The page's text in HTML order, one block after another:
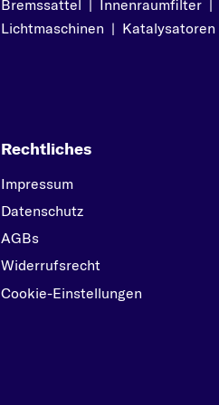
04/1997
COROLLA Liftback
Wagon (_E9_) ab
(_E18_, ZRE1_) ab
Bremssattel | Innenraumfilter |
Lichtmaschinen | Katalysatoren
Rechtliches
Impressum
Datenschutz
AGBs
Widerrufsrecht
Cookie-Einstellungen